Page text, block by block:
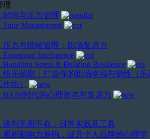
理
时间与压力管理
Time Management
压力与情绪管理：职场复原力
Emotional Intelligence
Handling Stress & Building Resilience
快乐赋能：打造你的职场幸福与韧性（乐
作坊）
BANI时代的心理资本与复原力
谈判无所不在：日常实践及工具
累积影响力筹码，提升个人品牌的心理学